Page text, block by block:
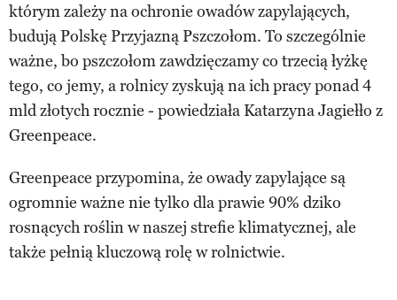
którym zależy na ochronie owadów zapylających,
budują Polskę Przyjazną Pszczołom. To szczególnie
ważne, bo pszczołom zawdzięczamy co trzecią łyżkę
tego, co jemy, a rolnicy zyskują na ich pracy ponad 4
mld złotych rocznie - powiedziała Katarzyna Jagiełło z
Greenpeace.
Greenpeace przypomina, że owady zapylające są
ogromnie ważne nie tylko dla prawie 90% dziko
rosnących roślin w naszej strefie klimatycznej, ale
także pełnią kluczową rolę w rolnictwie.